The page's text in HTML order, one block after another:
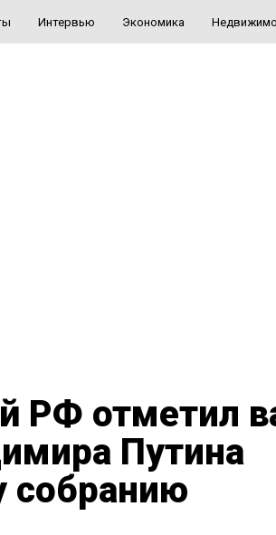
Интервью Экономика
РФ отметил
Путина
собранию